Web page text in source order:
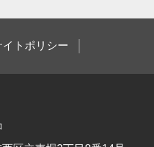
イトポリシー